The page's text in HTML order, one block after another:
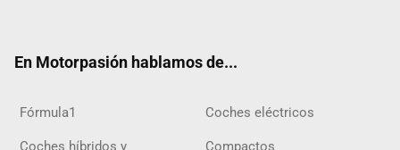
En Motorpasión hablamos de...
Fórmula1 Coches eléctricos
Coches híbridos y
Compactos